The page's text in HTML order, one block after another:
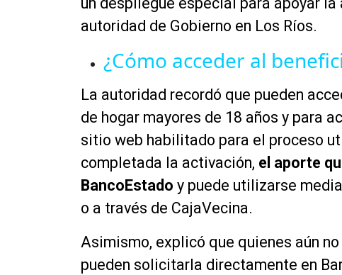
autoridad de Gobierno en Los Ríos.
¿Cómo acceder al
La autoridad recordó que pueden
de hogar mayores de 18 años y para
sitio web habilitado para el proceso
completada la activación, el aporte
BancoEstado y puede utilizarse
o a través de CajaVecina.
Asimismo, explicó que quienes aún
pueden solicitarla directamente en